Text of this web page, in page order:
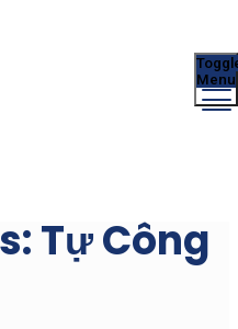
Menu
Tự Công